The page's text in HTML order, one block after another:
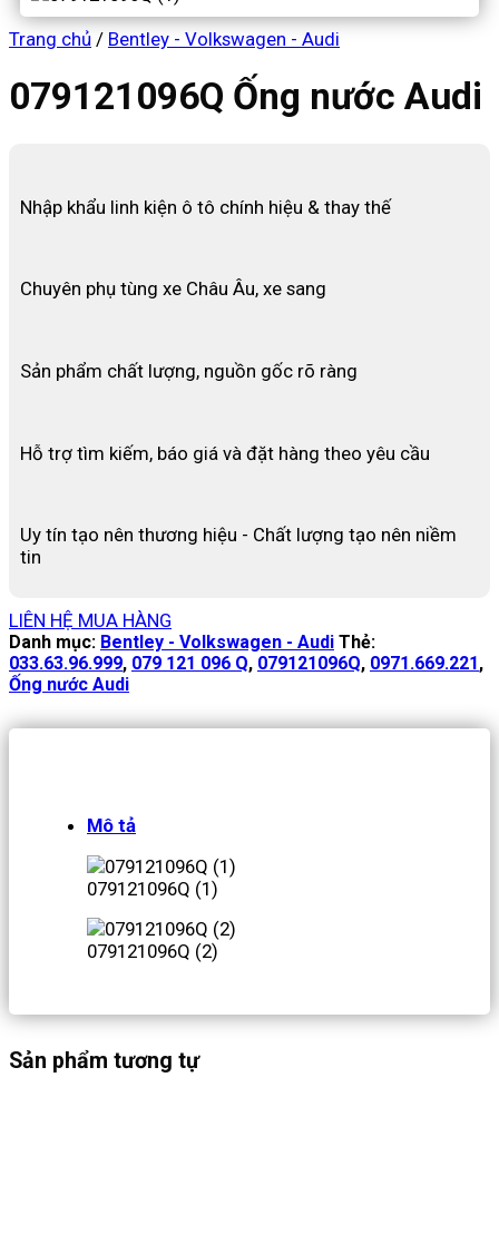
Trang chủ / Bentley - Volkswagen - Audi
079121096Q Ống nước Audi
Nhập khẩu linh kiện ô tô chính hiệu & thay thế
Chuyên phụ tùng xe Châu Âu, xe sang
Sản phẩm chất lượng, nguồn gốc rõ ràng
Hỗ trợ tìm kiếm, báo giá và đặt hàng theo yêu cầu
Uy tín tạo nên thương hiệu - Chất lượng tạo nên niềm
tin
LIÊN HỆ MUA HÀNG
Danh mục: Bentley - Volkswagen - Audi Thẻ:
033.63.96.999, 079 121 096 Q, 079121096Q, 0971.669.221,
Ống nước Audi
Mô tả
079121096Q (1)
079121096Q (2)
Sản phẩm tương tự